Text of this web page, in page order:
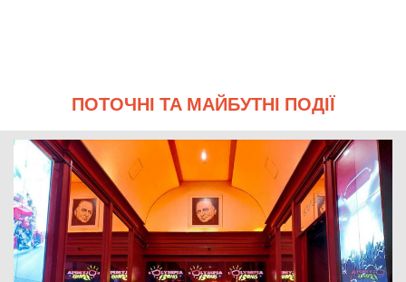
ПОТОЧНІ ТА МАЙБУТНІ ПОДІЇ